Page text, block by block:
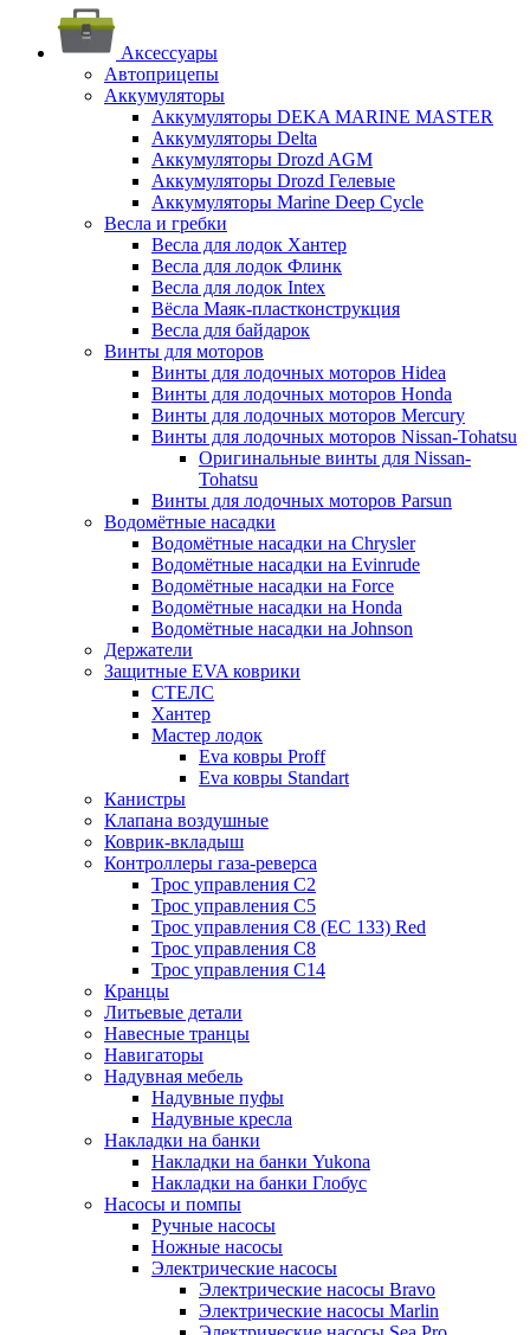
Аксессуары
Автоприцепы
Аккумуляторы
Аккумуляторы DEKA MARINE MASTER
Аккумуляторы Delta
Аккумуляторы Drozd AGM
Аккумуляторы Drozd Гелевые
Аккумуляторы Marine Deep Cycle
Весла и гребки
Весла для лодок Хантер
Весла для лодок Флинк
Весла для лодок Intex
Вёсла Маяк-пластконструкция
Весла для байдарок
Винты для моторов
Винты для лодочных моторов Hidea
Винты для лодочных моторов Honda
Винты для лодочных моторов Mercury
Винты для лодочных моторов Nissan-Tohatsu
Оригинальные винты для Nissan-
Tohatsu
Винты для лодочных моторов Parsun
Водомётные насадки
Водомётные насадки на Chrysler
Водомётные насадки на Evinrude
Водомётные насадки на Force
Водомётные насадки на Honda
Водомётные насадки на Johnson
Держатели
Защитные EVA коврики
СТЕЛС
Хантер
Мастер лодок
Eva ковры Proff
Eva ковры Standart
Канистры
Клапана воздушные
Коврик-вкладыш
Контроллеры газа-реверса
Трос управления C2
Трос управления C5
Трос управления C8 (ЕС 133) Red
Трос управления C8
Трос управления C14
Кранцы
Литьевые детали
Навесные транцы
Навигаторы
Надувная мебель
Надувные пуфы
Надувные кресла
Накладки на банки
Накладки на банки Yukona
Накладки на банки Глобус
Насосы и помпы
Ручные насосы
Ножные насосы
Электрические насосы
Электрические насосы Bravo
Электрические насосы Marlin